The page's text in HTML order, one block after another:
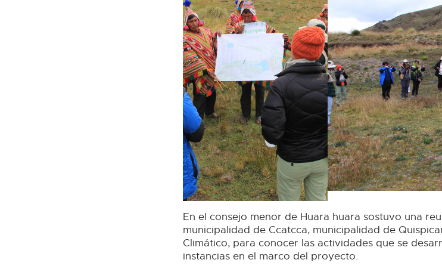
En el consejo menor de Huara huara sostuvo una
municipalidad de Ccatcca, municipalidad de
Climático, para conocer las actividades que se
instancias en el marco del proyecto.